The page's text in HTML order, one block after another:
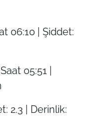
06:10 | Şiddet:
05:51 |
2.3 | Derinlik: